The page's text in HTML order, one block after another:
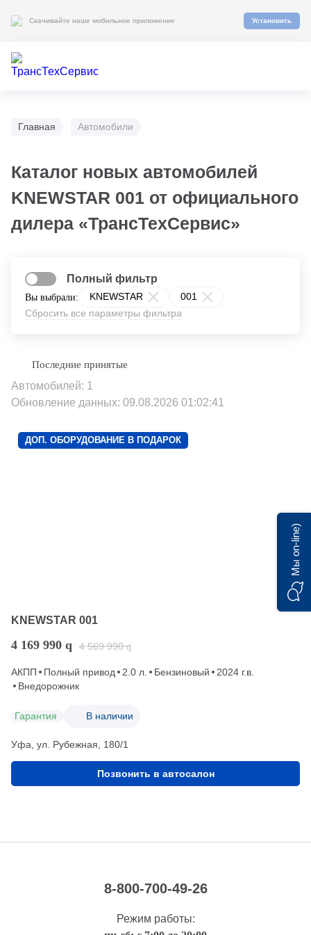
Главная Автомобили
Каталог новых автомобилей
KNEWSTAR 001 от официального
дилера «ТрансТехСервис»
Вы выбрали: KNEWSTAR
001
Сбросить все параметры фильтра
Полный фильтр
Автомобилей: 1
Обновление данных: 09.08.2026 01:02:41
ДОП. ОБОРУДОВАНИЕ В ПОДАРОК
KNEWSTAR 001
4 169 990 q 4 569 990 q
АКПП Полный привод 2.0 л. Бензиновый
2024 г.в.
Внедорожник
Гарантия В наличии
Уфа, ул. Рубежная, 180/1
Позвонить в автосалон
8-800-700-49-26
Режим работы:
Скачивайте наше мобильное приложение Установить
Мы on-line)